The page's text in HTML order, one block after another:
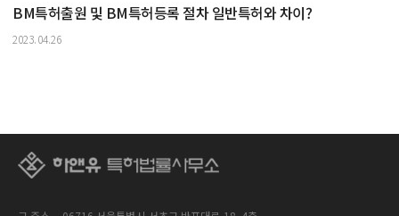
BM특허출원 및 BM특허등록 절차 일반특허와 차이?
2023.04.26